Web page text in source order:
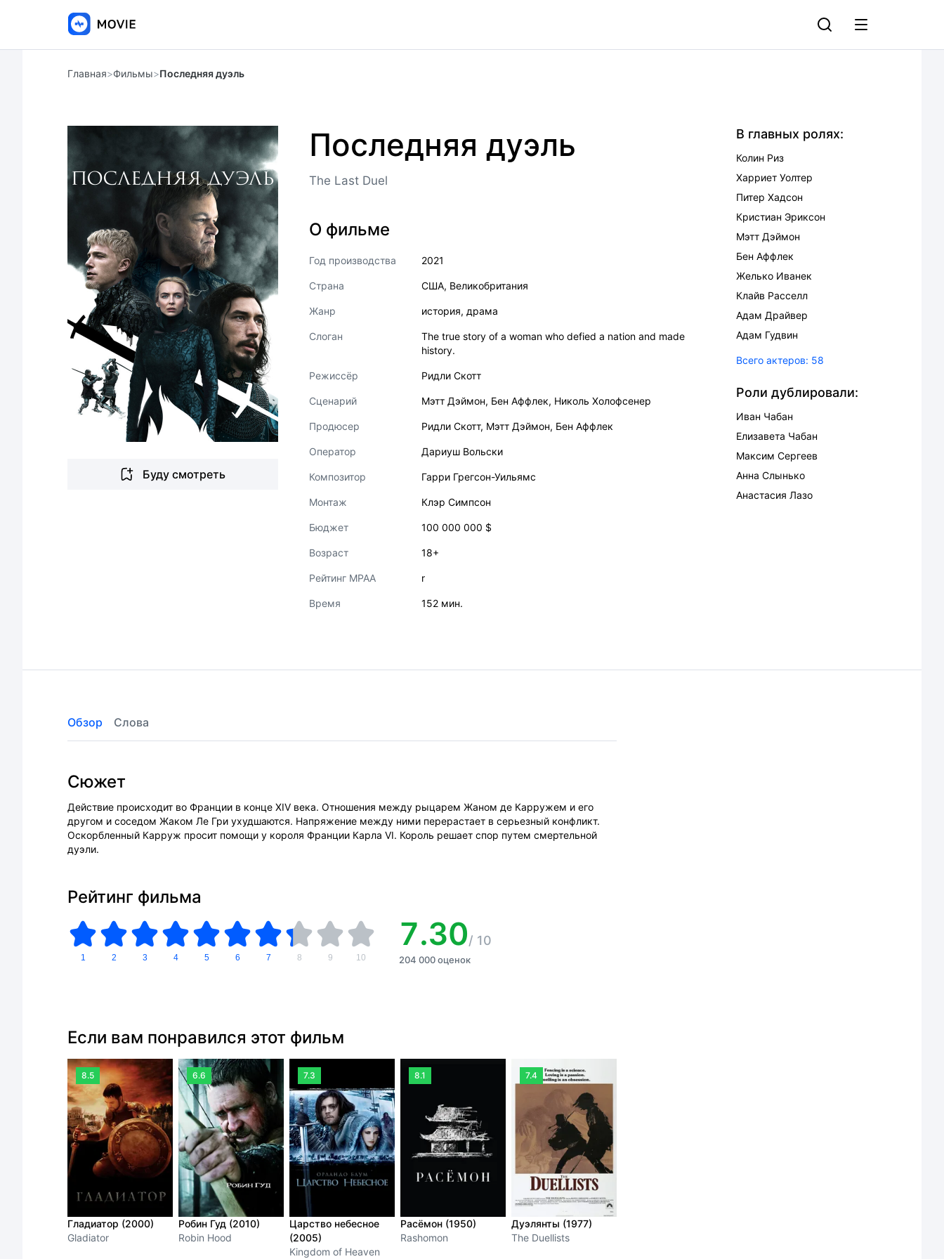
Главная>Фильмы>Последняя дуэль
Буду смотреть
Последняя дуэль
The Last Duel
О фильме
Год производства 2021
Страна США, Великобритания
Жанр история, драма
Слоган
The true story of a woman who defied a nation and made
history.
Режиссёр Ридли Скотт
Сценарий Мэтт Дэймон, Бен Аффлек, Николь Холофсенер
Продюсер Ридли Скотт, Мэтт Дэймон, Бен Аффлек
Оператор Дариуш Вольски
Композитор Гарри Грегсон-Уильямс
Монтаж Клэр Симпсон
Бюджет 100 000 000 $
Возраст 18+
Рейтинг MPAA r
Время 152 мин.
В главных ролях:
Колин Риз
Харриет Уолтер
Питер Хадсон
Кристиан Эриксон
Мэтт Дэймон
Бен Аффлек
Желько Иванек
Клайв Расселл
Адам Драйвер
Адам Гудвин
Всего актеров: 58
Роли дублировали:
Иван Чабан
Елизавета Чабан
Максим Сергеев
Анна Слынько
Анастасия Лазо
Обзор Слова
Сюжет
Действие происходит во Франции в конце XIV века. Отношения между рыцарем Жаном де Карружем и его
другом и соседом Жаком Ле Гри ухудшаются. Напряжение между ними перерастает в серьезный конфликт.
Оскорбленный Карруж просит помощи у короля Франции Карла VI. Король решает спор путем смертельной
дуэли.
Рейтинг фильма
1 2 3 4 5 6 7 8 9 10
7.30/ 10
204 000 оценок
Если вам понравился этот фильм
8.5
Гладиатор (2000)
Gladiator
6.6
Робин Гуд (2010)
Robin Hood
7.3
Царство небесное
(2005)
Kingdom of Heaven
8.1
Расёмон (1950)
Rashomon
7.4
Дуэлянты (1977)
The Duellists